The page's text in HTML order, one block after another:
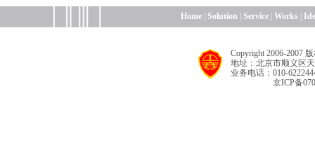
Home | Solution | Service | Works |
Copyright 2006-2007
地址：北京市顺义区
业务电话：010-
京ICP备